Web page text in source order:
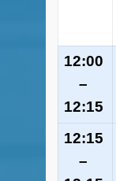
12:00
–
12:15
12:15
–